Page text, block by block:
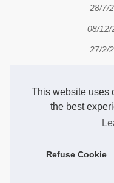
This website uses
the best
Refuse Cookie
28/7/
08/12/
27/2/
31/
22/9/